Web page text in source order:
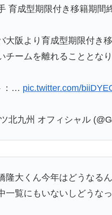
育成型期限付き移籍期間
大阪より育成型期限付き
チームを離れることとな
：… pic.twitter.com/
北九州 オフィシャル
隆大くん今年はどうなる
一覧にもいないしどうな